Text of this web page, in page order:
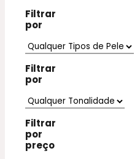
Filtrar
por
Filtrar
por
Filtrar
por
preço